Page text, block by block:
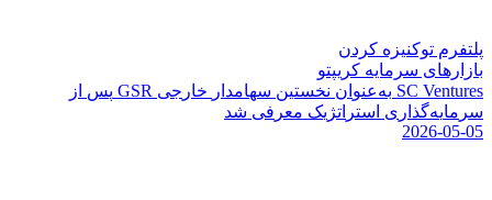
پلتفرم توکنیزه کردن
بازارهای سرمایه کریپتو
SC Ventures بهعنو ن نخستین سهامد ر خار جی GSR پس ز
سر مایهگذ ر ی ستر تژ یک معر فی شد
2026-05-05